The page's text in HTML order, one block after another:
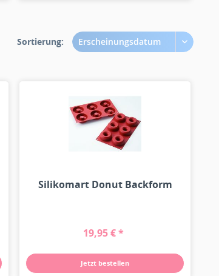
Sortierung: Erscheinungsdatum
Silikomart Donut Backform
19,95 € *
Jetzt bestellen